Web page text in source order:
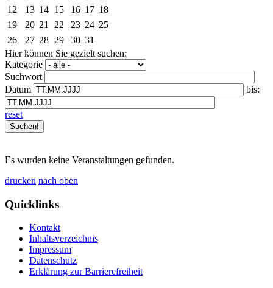
12
13 14 15 16 17 18
19
20 21 22 23 24 25
26
27 28 29 30 31
Hier können Sie gezielt suchen:
Kategorie
Suchwort
Datum
bis:
reset
Es wurden keine Veranstaltungen gefunden.
drucken nach oben
Quicklinks
Kontakt
Inhaltsverzeichnis
Impressum
Datenschutz
Erklärung zur Barrierefreiheit